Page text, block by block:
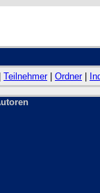
Teilnehmer| Ordner|